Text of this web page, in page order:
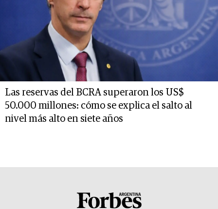
Las reservas del BCRA superaron los US$
50.000 millones: cómo se explica el salto al
nivel más alto en siete años